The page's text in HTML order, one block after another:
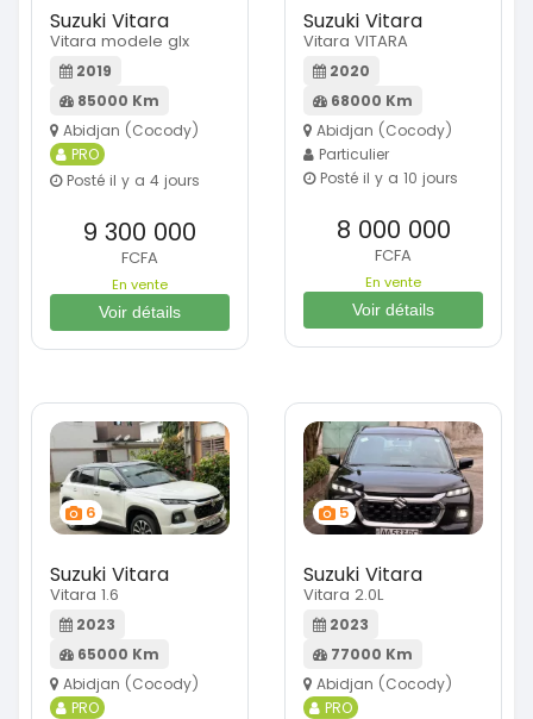
Suzuki Vitara
Vitara modele glx
2019
85000 Km
Abidjan (Cocody)
PRO
Posté il y a 4 jours
9 300 000
FCFA
En vente
Voir détails
Suzuki Vitara
Vitara VITARA
2020
68000 Km
Abidjan (Cocody)
Particulier
Posté il y a 10 jours
8 000 000
FCFA
En vente
Voir détails
6
Suzuki Vitara
Vitara 1.6
2023
65000 Km
Abidjan (Cocody)
PRO
5
Suzuki Vitara
Vitara 2.0L
2023
77000 Km
Abidjan (Cocody)
PRO